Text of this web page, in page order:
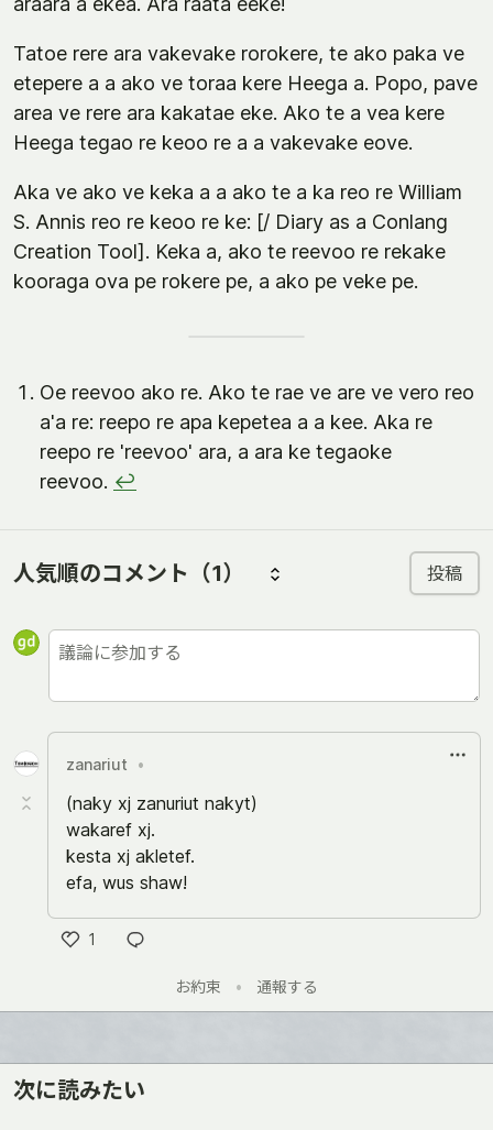
Tatoe rere ara vakevake rorokere, te ako paka ve
etepere a a ako ve toraa kere Heega a. Popo, pave
area ve rere ara kakatae eke. Ako te a vea kere
Heega tegao re keoo re a a vakevake eove.
Aka ve ako ve keka a a ako te a ka reo re William
S. Annis reo re keoo re ke: [/ Diary as a Conlang
Creation Tool]. Keka a, ako te reevoo re rekake
kooraga ova pe rokere pe, a ako pe veke pe.
Oe reevoo ako re. Ako te rae ve are ve vero reo
a'a re: reepo re apa kepetea a a kee. Aka re
reepo re 'reevoo' ara, a ara ke tegaoke
reevoo. ↩
人気順のコメント （1） 投稿
zanariut •
(naky xj zanuriut nakyt)
wakaref xj.
kesta xj akletef.
efa, wus shaw!
1
ね
お約束 • 通報する
次に読みたい